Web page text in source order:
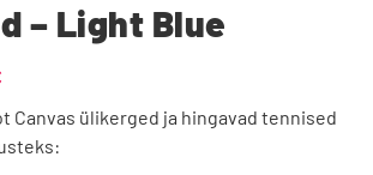
– Light Blue
kuni
42.90€
Canvas ülikerged ja hingavad tennised